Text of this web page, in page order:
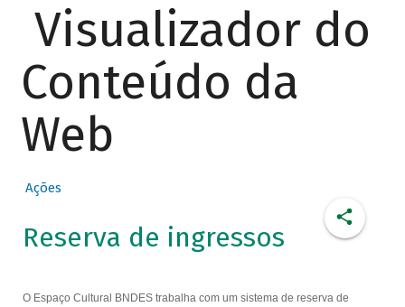
Visualizador do
Conteúdo da
Web
Ações
Reserva de ingressos
O Espaço Cultural BNDES trabalha com um sistema de reserva de